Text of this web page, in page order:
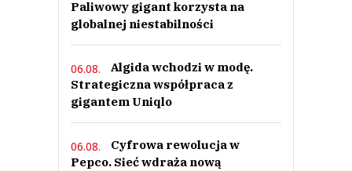
Paliwowy gigant korzysta na
globalnej niestabilności
06.08.
Algida wchodzi w modę.
Strategiczna współpraca z
gigantem Uniqlo
06.08.
Cyfrowa rewolucja w
Pepco. Sieć wdraża nową